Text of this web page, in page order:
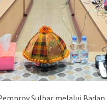
Sulbar melalui